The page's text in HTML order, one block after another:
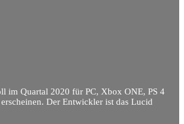
im Quartal 2020 für PC, Xbox ONE, PS 4
Der Entwickler ist das Lucid